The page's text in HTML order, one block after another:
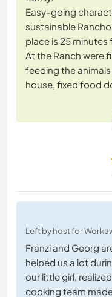
Easy-going
sustainable
place is 25 minutes
At the Ranch were
feeding the
house, fixed food
Left by host for
Franzi and Georg
helped us a lot
our little girl,
cooking team